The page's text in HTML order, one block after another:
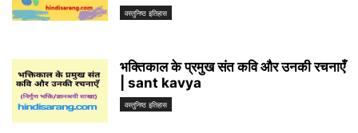
वस्तुनिष्ठ इतिहास
भक्तिकाल के प्रमुख संत कवि और उनकी रचनाएँ
| sant kavya
वस्तुनिष्ठ इतिहास